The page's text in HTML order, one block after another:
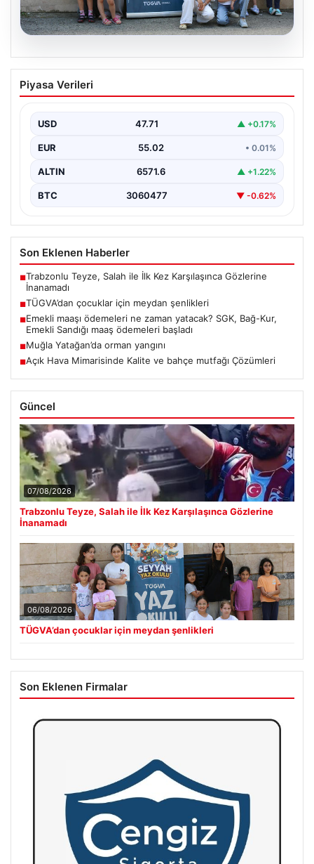
06.08.2026
TÜGVA’dan çocuklar için meydan
şenlikleri
Piyasa Verileri
USD 47.71 ▲ +0.17%
EUR 55.02 • 0.01%
ALTIN 6571.6 ▲ +1.22%
BTC 3060477 ▼ -0.62%
Son Eklenen Haberler
■Trabzonlu Teyze, Salah ile İlk Kez Karşılaşınca Gözlerine
İnanamadı
■TÜGVA’dan çocuklar için meydan şenlikleri
■Emekli maaşı ödemeleri ne zaman yatacak? SGK, Bağ-Kur,
Emekli Sandığı maaş ödemeleri başladı
■Muğla Yatağan’da orman yangını
■Açık Hava Mimarisinde Kalite ve bahçe mutfağı Çözümleri
Güncel
07/08/2026
Trabzonlu Teyze, Salah ile İlk Kez Karşılaşınca Gözlerine
İnanamadı
06/08/2026
TÜGVA’dan çocuklar için meydan şenlikleri
Son Eklenen Firmalar